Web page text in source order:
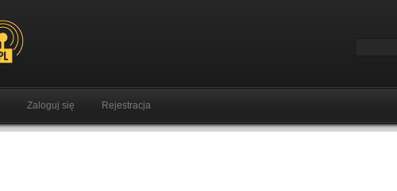
Zaloguj się Rejestracja